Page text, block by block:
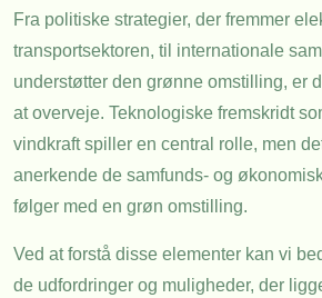
Fra politiske strategier, der fremmer
transportsektoren, til internationale
understøtter den grønne omstilling, er
at overveje. Teknologiske fremskridt
vindkraft spiller en central rolle, men
anerkende de samfunds- og
følger med en grøn omstilling.
Ved at forstå disse elementer kan vi
de udfordringer og muligheder, der